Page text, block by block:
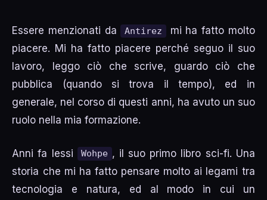
Essere menzionati da Antirez
mi ha fatto molto
piacere. Mi ha fatto piacere perché seguo il suo
lavoro, leggo ciò che scrive, guardo ciò che
pubblica (quando si trova il tempo), ed in
generale, nel corso di questi anni, ha avuto un suo
ruolo nella mia formazione.
Anni fa lessi Wohpe , il suo primo libro sci-fi. Una
storia che mi ha fatto pensare molto ai legami tra
tecnologia e natura, ed al modo in cui un